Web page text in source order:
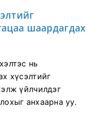
шаардагдах
нь
хүсэлтийг
үйлчилдэг
анхаарна уу.